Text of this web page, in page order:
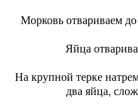
Морковь отвариваем
Яйца
На крупной терке
два яйца,